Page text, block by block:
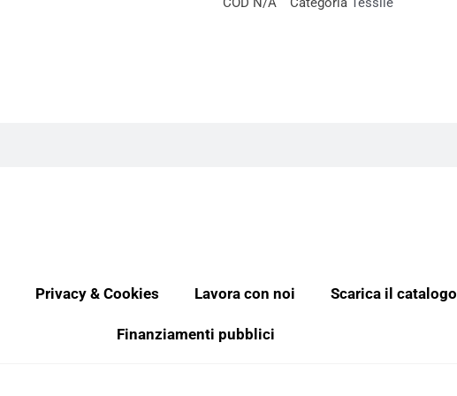
Privacy & Cookies Lavora con noi Scarica il catalogo
Finanziamenti pubblici